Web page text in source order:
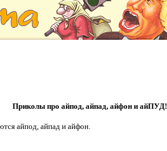
Приколы про айпод, айпад, айфон и айПУД!
айпод, айпад и айфон.